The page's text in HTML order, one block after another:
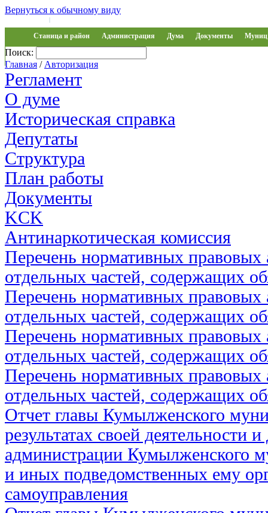
Вернуться к обычному виду
|
Станица и район Администрация Дума Документы Муниц
Обращения
Поиск:
Главная / Авторизация
Регламент
О думе
Историческая справка
Депутаты
Структура
План работы
Документы
KCK
Антинаркотическая комиссия
Перечень нормативных правовых
отдельных частей, содержащих
Перечень нормативных правовых
отдельных частей, содержащих
Перечень нормативных правовых
отдельных частей, содержащих
Перечень нормативных правовых
отдельных частей, содержащих
Отчет главы Кумылженского
результатах своей деятельности
администрации Кумылженского
и иных подведомственных ему
самоуправления